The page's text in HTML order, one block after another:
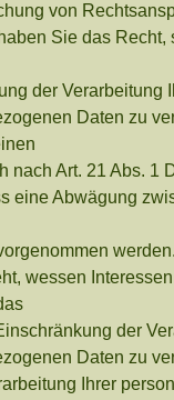
von
Sie das Recht,
der Verarbeitung
Daten zu
nach Art. 21 Abs. 1
eine Abwägung
wessen
der
Daten zu
Ihrer